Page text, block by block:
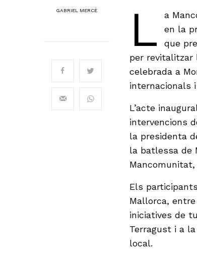
GABRIEL MERCÈ L
a
en la
que
per revitalitzar
celebrada a
internacionals
L’acte
intervencions
la presidenta
la batlessa de
Mancomunitat,
Els
Mallorca,
iniciatives de
Terragust i a
local.